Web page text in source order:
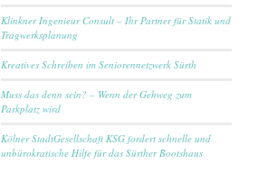
Klinkner Ingenieur Consult – Ihr Partner für Statik und
Tragwerksplanung
Kreatives Schreiben im Seniorennetzwerk Sürth
Muss das denn sein? – Wenn der Gehweg zum
Parkplatz wird
Kölner StadtGesellschaft KSG fordert schnelle und
unbürokratische Hilfe für das Sürther Bootshaus